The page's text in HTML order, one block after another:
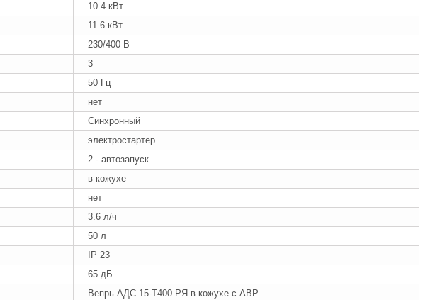
10.4 кВт
11.6 кВт
230/400 В
3
50 Гц
нет
Синхронный
электростартер
2 - автозапуск
в кожухе
нет
3.6 л/ч
50 л
IP 23
65 дБ
Вепрь АДС 15-Т400 РЯ в кожухе с АВР